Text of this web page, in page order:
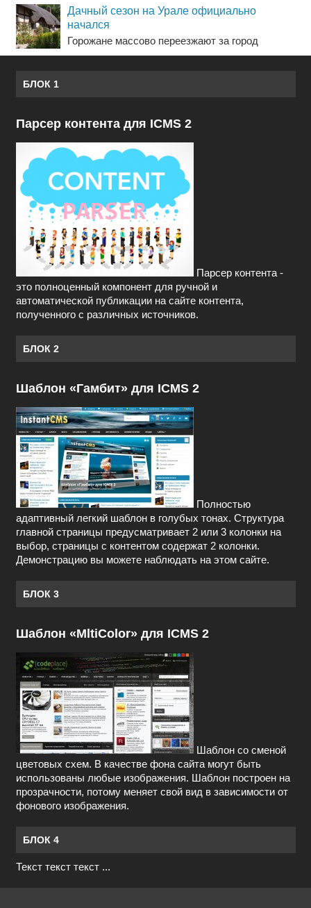
Дачный сезон на Урале официально
начался
Горожане массово переезжают за город
БЛОК 1
Парсер контента для ICMS 2
Парсер контента -
это полноценный компонент для ручной и
автоматической публикации на сайте контента,
полученного с различных источников.
БЛОК 2
Шаблон «Гамбит» для ICMS 2
Полностью
адаптивный легкий шаблон в голубых тонах. Структура
главной страницы предусматривает 2 или 3 колонки на
выбор, страницы с контентом содержат 2 колонки.
Демонстрацию вы можете наблюдать на этом сайте.
БЛОК 3
Шаблон «MltiColor» для ICMS 2
Шаблон со сменой
цветовых схем. В качестве фона сайта могут быть
использованы любые изображения. Шаблон построен на
прозрачности, потому меняет свой вид в зависимости от
фонового изображения.
БЛОК 4
Текст текст текст ...